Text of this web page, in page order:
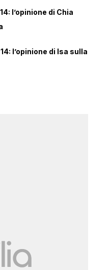
l’opinione di Chia
l’opinione di Isa sulla